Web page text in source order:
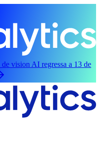
vision AI regressa a 13 de